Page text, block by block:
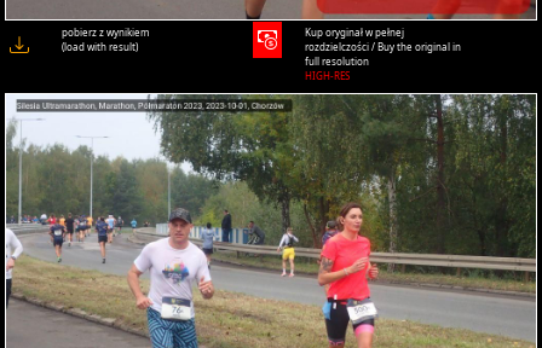
pobierz z wynikiem
(load with result)
Kup oryginał w pełnej
rozdzielczości / Buy the original in
full resolution
HIGH-RES